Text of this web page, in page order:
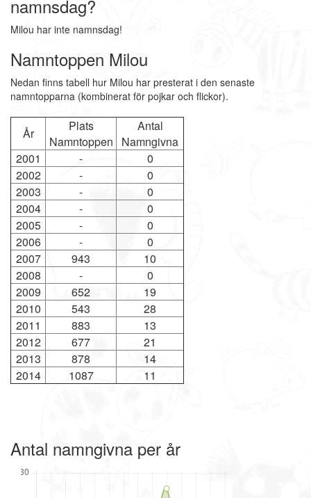
namnsdag?
Milou har inte namnsdag!
Namntoppen Milou
Nedan finns tabell hur Milou har presterat i den senaste
namntopparna (kombinerat för pojkar och flickor).
År
Plats
Namntoppen
Antal
Namngivna
2001
-
0
2002
-
0
2003
-
0
2004
-
0
2005
-
0
2006
-
0
2007
943
10
2008
-
0
2009
652
19
2010
543
28
2011
883
13
2012
677
21
2013
878
14
2014
1087 11
Antal namngivna per år